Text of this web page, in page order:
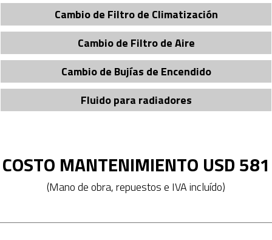
COSTO MANTENIMIENTO USD 581
(Mano de obra, repuestos e IVA incluído)
Cambio de Filtro de Climatización
Cambio de Filtro de Aire
Cambio de Bují­as de Encendido
Fluido para radiadores